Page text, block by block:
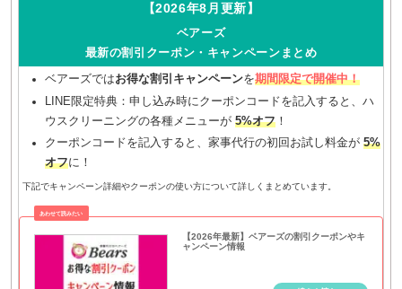
【2026年8月更新】
ベアーズ
最新の割引クーポン・キャンペーンまとめ
ベアーズではお得な割引キャンペーンを期間限定で開催中！
LINE限定特典：申し込み時にクーポンコードを記入すると、ハ
ウスクリーニングの各種メニューが 5%オフ！
クーポンコードを記入すると、家事代行の初回お試し料金が 5%
オフに！
下記でキャンペーン詳細やクーポンの使い方について詳しくまとめています。
【2026年最新】ベアーズの割引クーポンやキ
ャンペーン情報